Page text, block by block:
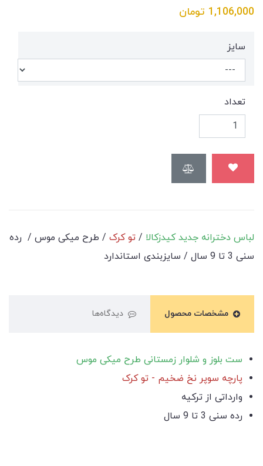
1,106,000 تومان
سايز
تعداد
لباس دخترانه جدید کیدزکالا / تو کرک / طرح میکی موس / رده
سنی 3 تا 9 سال / سایزبندی استاندارد
مشخصات محصول دیدگاه‌ها
ست بلوز و شلوار زمستانی طرح میکی موس
پارچه سوپر نخ ضخیم - تو کرک
وارداتی از ترکیه
رده سنی 3 تا 9 سال